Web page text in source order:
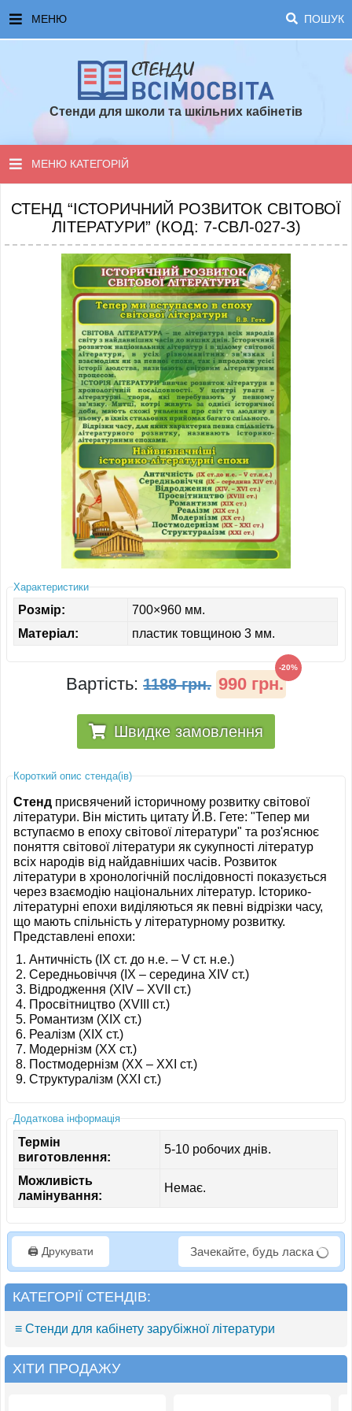
МЕНЮ ПОШУК
ЧАСТІ ЗАПИТАННЯ ТА ВІДПОВІДІ
ТОПОВІ ПРОПОЗИЦІЇ
Стенди для школи та шкільних кабінетів
МЕНЮ КАТЕГОРІЙ
СТЕНДИ ДЛЯ НУШ
СТЕНДИ ДЛЯ ПОЧАТКОВОЇ ШКОЛИ
СТЕНДИ ДЛЯ КАБІНЕТІВ
СТЕНДИ ДЛЯ ШКОЛИ
ІНШЕ
СТЕНД “ІСТОРИЧНИЙ РОЗВИТОК СВІТОВОЇ
ЛІТЕРАТУРИ” (КОД: 7-СВЛ-027-З)
Характеристики
Розмір:
700×960 мм.
Матеріал:
пластик товщиною 3 мм.
Вартість: 1188 грн. 990 грн.
-20%
Швидке замовлення
Короткий опис стенда(ів)
Стенд присвячений історичному розвитку світової
літератури. Він містить цитату Й.В. Гете: "Тепер ми
вступаємо в епоху світової літератури" та роз'яснює
поняття світової літератури як сукупності літератур
всіх народів від найдавніших часів. Розвиток
літератури в хронологічній послідовності показується
через взаємодію національних літератур. Історико-
літературні епохи виділяються як певні відрізки часу,
що мають спільність у літературному розвитку.
Представлені епохи:
Античність (IX ст. до н.е. – V ст. н.е.)
Середньовіччя (IX – середина XIV ст.)
Відродження (XIV – XVII ст.)
Просвітництво (XVIII ст.)
Романтизм (XIX ст.)
Реалізм (XIX ст.)
Модернізм (XX ст.)
Постмодернізм (XX – XXI ст.)
Структуралізм (XXI ст.)
Додаткова інформація
Термін
виготовлення:
5-10 робочих днів.
Можливість
ламінування:
Немає.
🖨️ Друкувати Зачекайте, будь ласка
КАТЕГОРІЇ СТЕНДІВ:
≡ Стенди для кабінету зарубіжної літератури
ХІТИ ПРОДАЖУ